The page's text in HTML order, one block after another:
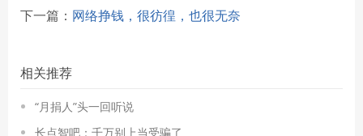
下一篇： 网络挣钱，很彷徨，也很无奈
相关推荐
“月捐人”头一回听说
长点智吧：千万别上当受骗了